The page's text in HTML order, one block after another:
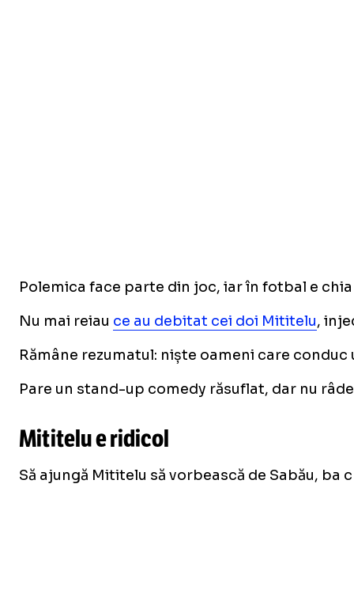
Polemica face parte din joc, iar în fotbal e
Nu mai reiau ce au debitat cei doi Mititelu,
Rămâne rezumatul: niște oameni care
Pare un stand-up comedy răsuflat, dar nu
Mititelu e ridicol
Să ajungă Mititelu să vorbească de Sabău,